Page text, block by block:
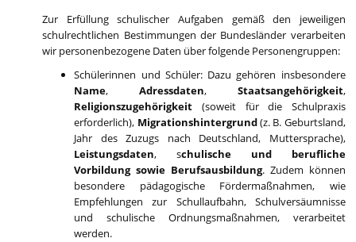
Zur Erfüllung schulischer Aufgaben gemäß den jeweiligen
schulrechtlichen Bestimmungen der Bundesländer verarbeiten
wir personenbezogene Daten über folgende Personengruppen:
Schülerinnen und Schüler: Dazu gehören insbesondere
Name, Adressdaten, Staatsangehörigkeit,
Religionszugehörigkeit (soweit für die Schulpraxis
erforderlich), Migrationshintergrund(z. B. Geburtsland,
Jahr des Zuzugs nach Deutschland, Muttersprache),
Leistungsdaten, schulische und berufliche
Vorbildung sowie Berufsausbildung. Zudem können
besondere pädagogische Fördermaßnahmen, wie
Empfehlungen zur Schullaufbahn, Schulversäumnisse
und schulische Ordnungsmaßnahmen, verarbeitet
werden.